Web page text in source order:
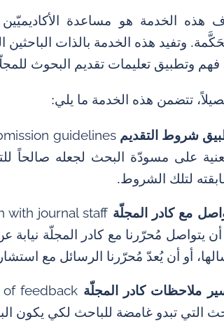
هذه الخدمة هو مساعدة
وتفيد هذه الخدمة بالذات
وتطبيق تعليمات تقديم البحوث
تتضمن هذه الخدمة ما يلي:
شروط التقديم guidelines
على مسودّة البحث لجعله صالحاً
لتلك الشروط.
مع كادر المجلّة with journal staff
أن يتواصل مُحرّرنا مع كادر المجلّة
أو أن يُعدّ مُحرّرنا الرسائل مع
ملاحظات كادر المجلّة of feedback
التي تبدو غامضة للباحث لكي يكون